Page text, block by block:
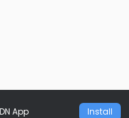
App Install